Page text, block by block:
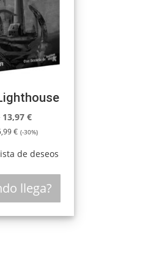
El
precio
era:
19,95 €.
13,97€El
precio
es:
13,97 €.
€ (-30%)
de deseos
llega?